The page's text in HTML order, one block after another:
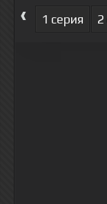
‹ 1 серия 2